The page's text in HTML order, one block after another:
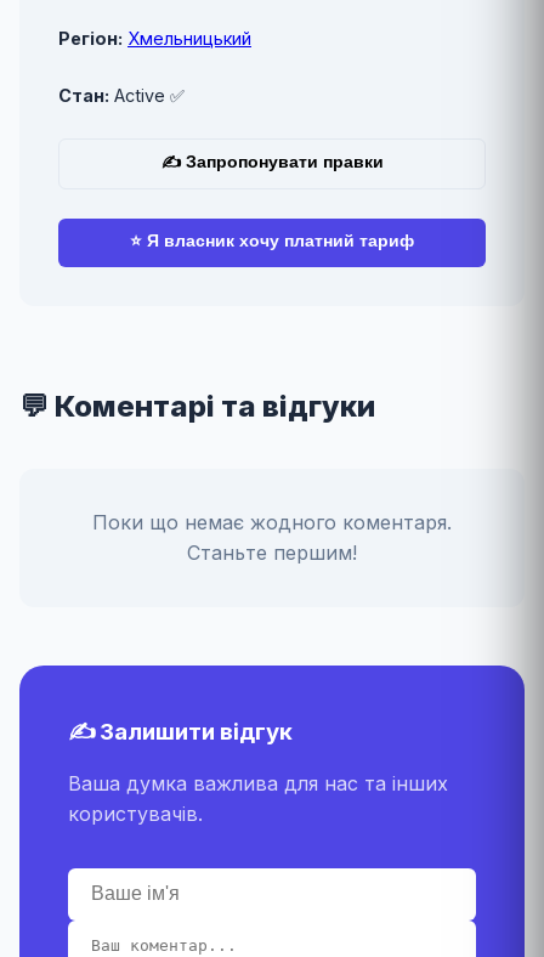
Регіон: Хмельницький
Стан: Active ✅
✍ Запропонувати правки
⭐ Я власник хочу платний тариф
💬 Коментарі та відгуки
Поки що немає жодного коментаря.
Станьте першим!
✍️ Залишити відгук
Ваша думка важлива для нас та інших
користувачів.